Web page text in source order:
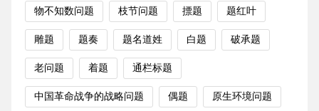
物不知数问题 枝节问题 摽题 题红叶
雕题 题奏 题名道姓 白题 破承题
老问题 着题 通栏标题
中国革命战争的战略问题 偶题 原生环境问题